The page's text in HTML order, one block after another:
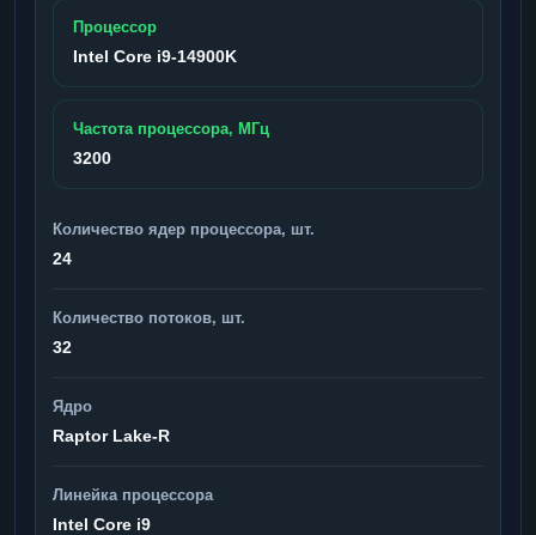
Процессор
Intel Core i9-14900K
Частота процессора, МГц
3200
Количество ядер процессора, шт.
24
Количество потоков, шт.
32
Ядро
Raptor Lake-R
Линейка процессора
Intel Core i9